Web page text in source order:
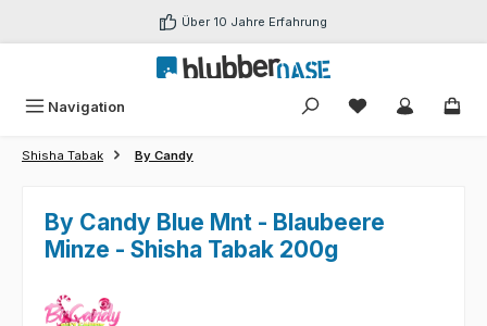
Zum Hauptinhalt springen Über 10 Jahre Erfahrung
Navigation Du hast 0
Shisha Tabak By Candy
By Candy Blue Mnt - Blaubeere
Minze - Shisha Tabak 200g